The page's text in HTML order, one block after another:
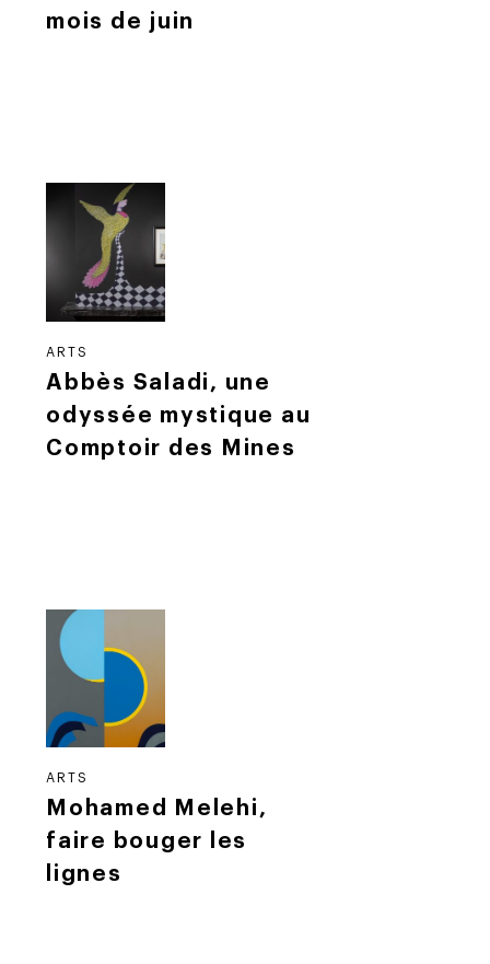
mois de juin
ARTS
Abbès Saladi, une
odyssée mystique au
Comptoir des Mines
ARTS
Mohamed Melehi,
faire bouger les
lignes